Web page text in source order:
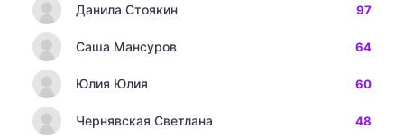
Данила Стоякин 97
Саша Мансуров 64
Юлия Юлия 60
Чернявская Светлана 48